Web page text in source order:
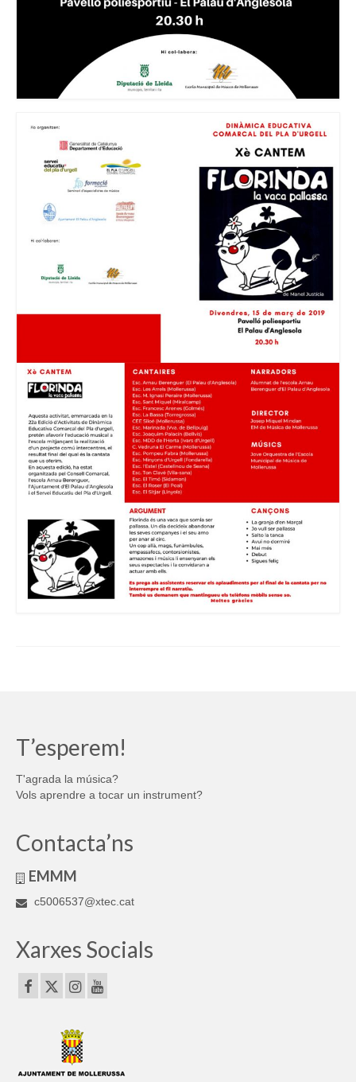
T’esperem!
T'agrada la música?
Vols aprendre a tocar un instrument?
Contacta’ns
EMMM
c5006537@xtec.cat
Xarxes Socials